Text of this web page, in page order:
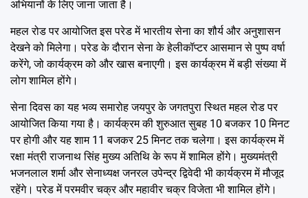
अभियानों के लिए जाना जाता है।
महल रोड पर आयोजित इस परेड में भारतीय सेना का शौर्य और अनुशासन
देखने को मिलेगा। परेड के दौरान सेना के हेलीकॉप्टर आसमान से पुष्प वर्षा
करेंगे, जो कार्यक्रम को और खास बनाएगी। इस कार्यक्रम में बड़ी संख्या में
लोग शामिल होंगे।
सेना दिवस का यह भव्य समारोह जयपुर के जगतपुरा स्थित महल रोड पर
आयोजित किया गया है। कार्यक्रम की शुरुआत सुबह 10 बजकर 10 मिनट
पर होगी और यह शाम 11 बजकर 25 मिनट तक चलेगा। इस कार्यक्रम में
रक्षा मंत्री राजनाथ सिंह मुख्य अतिथि के रूप में शामिल होंगे। मुख्यमंत्री
भजनलाल शर्मा और सेनाध्यक्ष जनरल उपेन्द्र द्विवेदी भी कार्यक्रम में मौजूद
रहेंगे। परेड में परमवीर चक्र और महावीर चक्र विजेता भी शामिल होंगे।